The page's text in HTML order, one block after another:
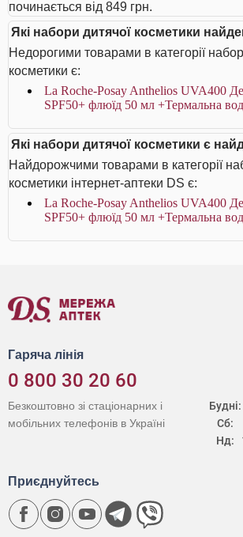
починається від 849 грн.
Які набори дитячої косметики
Недорогими товарами в категорії
косметики є:
La Roche-Posay Anthelios UVA400
SPF50+ флюїд 50 мл +Термальна
Які набори дитячої косметики є
Найдорожчими товарами в категорії
косметики інтернет-аптеки DS є:
La Roche-Posay Anthelios UVA400
SPF50+ флюїд 50 мл +Термальна
Гаряча лінія
0 800 30 20 60
Будні:
Сб:
Нд:
Безкоштовно зі стаціонарних і
мобільних телефонів в Україні
Приєднуйтесь